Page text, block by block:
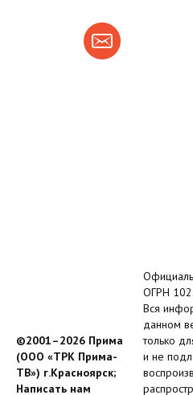
©2001–2026 Прима
(ООО «ТРК Прима-
ТВ») г.Красноярск;
Написать нам
ОГРН
Вся
данном
только
и не